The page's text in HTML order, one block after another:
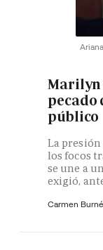
Marilyn
pecado
público
La presión
los focos
se une a
exigió,
Carmen Burné